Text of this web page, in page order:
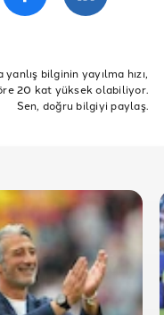
bilginin yayılma hızı,
20 kat yüksek olabiliyor.
Sen, doğru bilgiyi paylaş.